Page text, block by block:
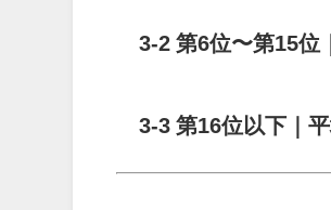
3-2 第6位〜第15位
3-3 第16位以下｜